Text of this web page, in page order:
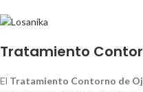
Tratamiento
El Tratamiento Contorno de